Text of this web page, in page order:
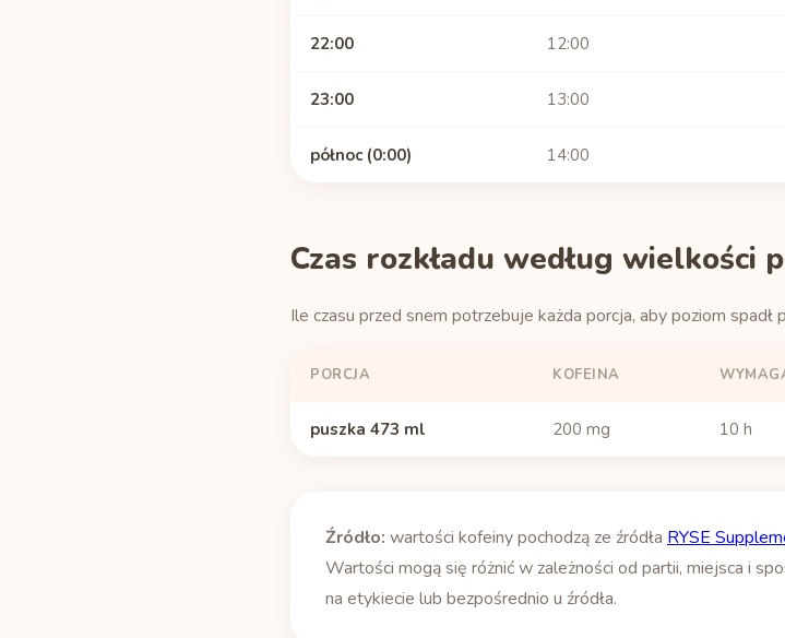
22:00 12:00
23:00 13:00
północ (0:00) 14:00
Czas rozkładu według wielkości
Ile czasu przed snem potrzebuje każda porcja, aby poziom spadł
PORCJA KOFEINA
puszka 473 ml 200 mg 10 h
Źródło: wartości kofeiny pochodzą ze źródła RYSE
Wartości mogą się różnić w zależności od partii, miejsca i
na etykiecie lub bezpośrednio u źródła.